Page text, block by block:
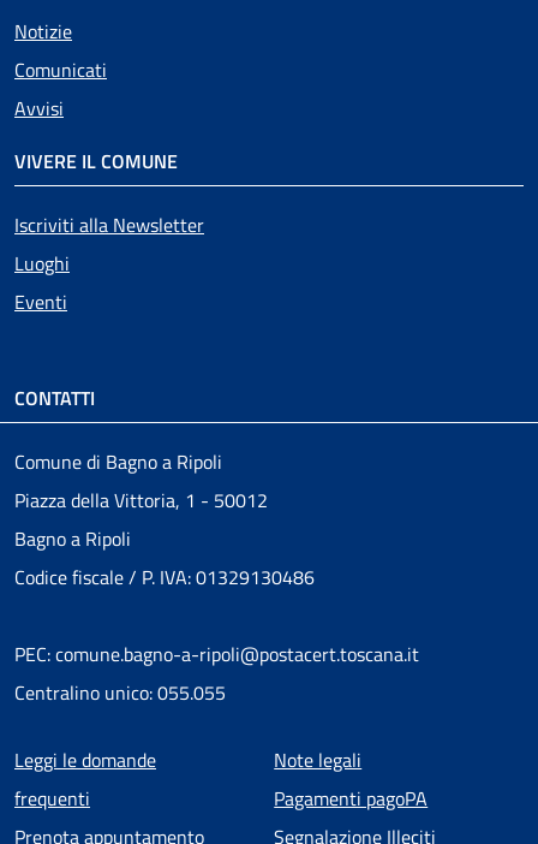
Notizie
Comunicati
Avvisi
VIVERE IL COMUNE
Iscriviti alla Newsletter
Luoghi
Eventi
CONTATTI
Comune di Bagno a Ripoli
Piazza della Vittoria, 1 - 50012
Bagno a Ripoli
Codice fiscale / P. IVA: 01329130486
PEC: comune.bagno-a-ripoli@postacert.toscana.it
Centralino unico: 055.055
Menu piè di pagina
Leggi le domande
frequenti
Prenota appuntamento
Note legali
Pagamenti pagoPA
Segnalazione Illeciti